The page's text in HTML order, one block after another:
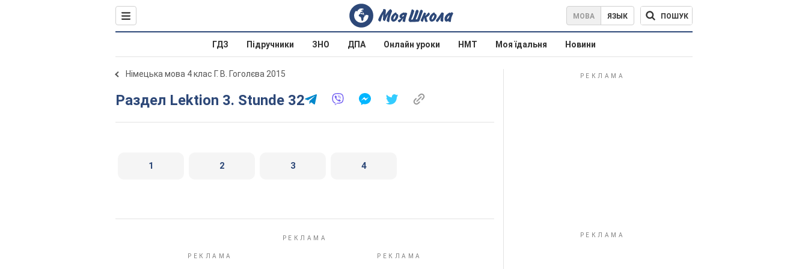
МОВА ЯЗЫК ПОШУК
ГДЗ Підручники ЗНО ДПА Онлайн уроки НМТ Моя їдальня Новини
Німецька мова 4 клас Г. В. Гоголєва 2015
Раздел Lektion 3. Stunde 32
1 2 3 4